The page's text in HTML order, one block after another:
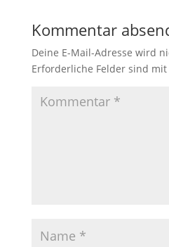
Kommentar
Deine E-Mail-Adresse wird
Erforderliche Felder sind mit